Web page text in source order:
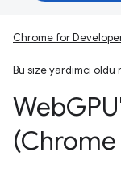
Chrome for
Bu size yardımcı oldu
Web
(Chrome